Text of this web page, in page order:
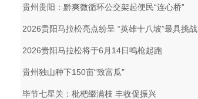
贵州贵阳：黔爽微循环公交架起便民“连心桥”
2026贵阳马拉松亮点纷呈 “英雄十八坡”最具挑战
2026贵阳马拉松将于6月14日鸣枪起跑
贵州独山种下150亩“致富瓜”
毕节七星关：枇杷缀满枝 丰收促振兴